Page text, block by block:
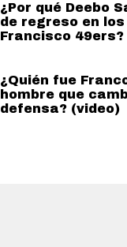
¿Por qué Deebo
de regreso en los
Francisco 49ers?
¿Quién fue
hombre que
defensa? (video)